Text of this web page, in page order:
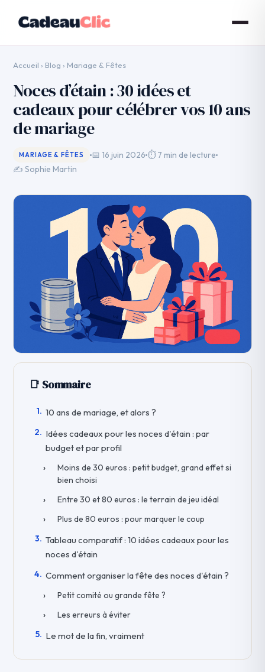
Accueil › Blog › Mariage & Fêtes
Noces d’étain : 30 idées et
cadeaux pour célébrer vos 10 ans
de mariage
MARIAGE & FÊTES 📅 16 juin 2026⏱ 7 min de lecture
✍️ Sophie Martin
📑 Sommaire
10 ans de mariage, et alors ?
Idées cadeaux pour les noces d'étain : par
budget et par profil
Moins de 30 euros : petit budget, grand effet si
bien choisi
Entre 30 et 80 euros : le terrain de jeu idéal
Plus de 80 euros : pour marquer le coup
Tableau comparatif : 10 idées cadeaux pour les
noces d'étain
Comment organiser la fête des noces d'étain ?
Petit comité ou grande fête ?
Les erreurs à éviter
Le mot de la fin, vraiment